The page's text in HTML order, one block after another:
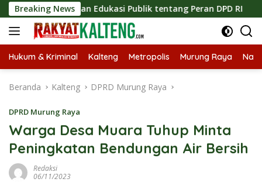
Langsung
ke
konten
Breaking News
Edukasi Publik tentang Peran DPD RI
Hukum & Kriminal Kalteng Metropolis Murung Raya
Beranda Kalteng DPRD Murung Raya
DPRD Murung Raya
Warga Desa Muara Tuhup Minta
Peningkatan Bendungan Air Bersih
Redaksi
06/11/2023